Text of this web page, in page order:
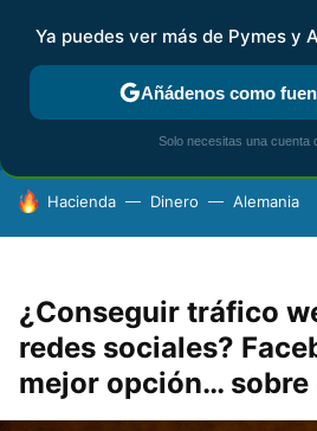
FISCALIDAD Y CONTABILIDAD
HOY SE HABLA DE
Hacienda Dinero Alemania
¿Conseguir tráfico
redes sociales?
mejor opción… sobre
Ya puedes ver más de Pymes y
Añádenos como
Solo necesitas una cuenta